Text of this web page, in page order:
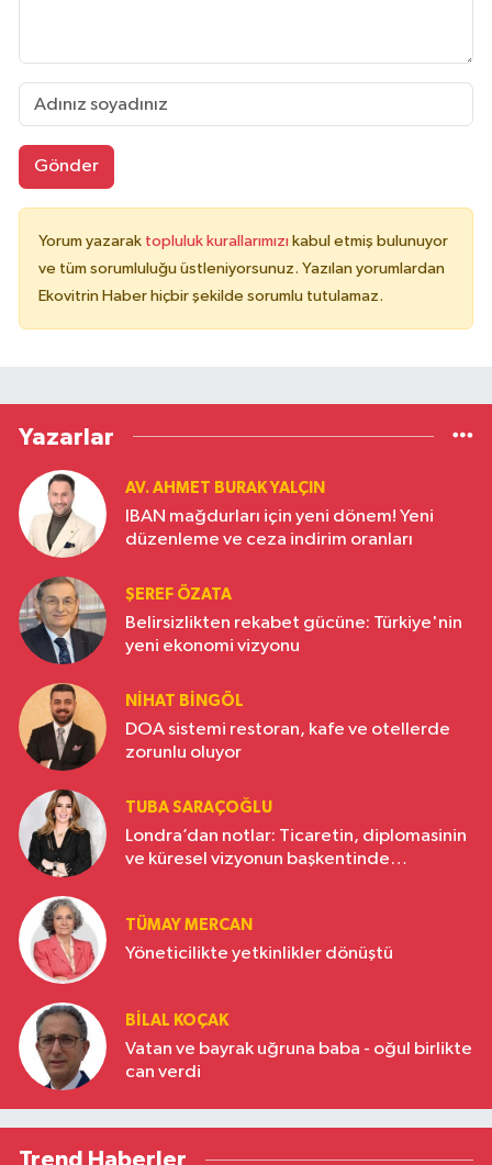
Gönder
Yorum yazarak topluluk kurallarımızı kabul etmiş bulunuyor
ve tüm sorumluluğu üstleniyorsunuz. Yazılan yorumlardan
Ekovitrin Haber hiçbir şekilde sorumlu tutulamaz.
Yazarlar
AV. AHMET BURAK YALÇIN
IBAN mağdurları için yeni dönem! Yeni
düzenleme ve ceza indirim oranları
ŞEREF ÖZATA
Belirsizlikten rekabet gücüne: Türkiye'nin
yeni ekonomi vizyonu
NIHAT BINGÖL
DOA sistemi restoran, kafe ve otellerde
zorunlu oluyor
TUBA SARAÇOĞLU
Londra’dan notlar: Ticaretin, diplomasinin
ve küresel vizyonun başkentinde
TÜMAY MERCAN
Yöneticilikte yetkinlikler dönüştü
BILAL KOÇAK
Vatan ve bayrak uğruna baba - oğul birlikte
can verdi
Trend Haberler